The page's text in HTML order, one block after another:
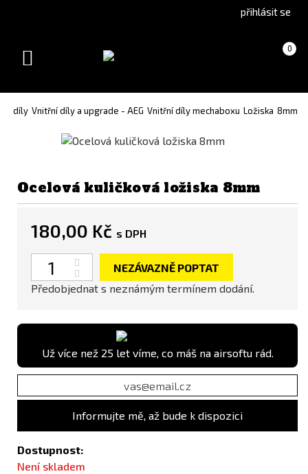
version(Slovak)
přihlásit se
Košík 0
(prázdný)
Toggle
díly Vnitřní díly a upgrade - AEG Vnitřní díly mechaboxu Ložiska 8mm
Ocelová kuličková ložiska 8mm
180,00 Kč s DPH
Počet
NEZÁVAZNĚ POPTAT
Předobjednat s neznámým termínem dodání.
Už více než 25 let víme, co máš na airsoftu rád.
Informujte mě, až bude k dispozici
Dostupnost:
Není skladem